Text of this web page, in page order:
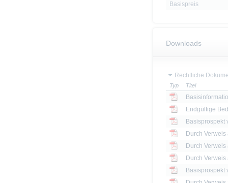
Basispreis
Downloads
Rechtliche
Typ Titel
Endgültige
Basisprospekt
Basisprospekt